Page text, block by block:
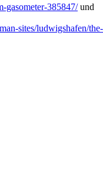
gasometer-385847/und
sites/ludwigshafen/